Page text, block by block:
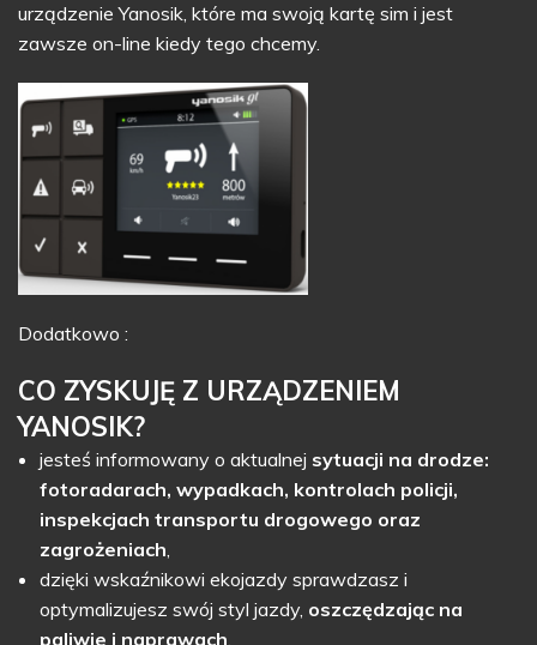
urządzenie Yanosik, które ma swoją kartę sim i jest
zawsze on-line kiedy tego chcemy.
Dodatkowo :
CO ZYSKUJĘ Z URZĄDZENIEM
YANOSIK?
jesteś informowany o aktualnej sytuacji na drodze:
fotoradarach, wypadkach, kontrolach policji,
inspekcjach transportu drogowego oraz
zagrożeniach,
dzięki wskaźnikowi ekojazdy sprawdzasz i
optymalizujesz swój styl jazdy, oszczędzając na
paliwie i naprawach,